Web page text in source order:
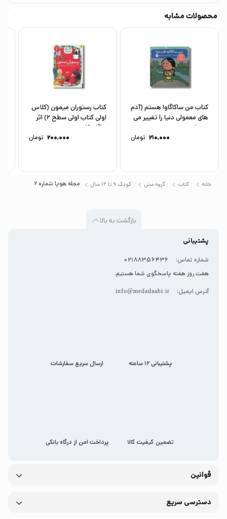
عروسک پارچه‌ای» را می‌خوانیم. آداب طبیعت‌گردی را به
هم یادآوری می‌کنیم. با شغل جنگلبانی آشنا می‌شویم.
ضعف ثور اَبرقهرمان افسانه‌ای را بررسی می‌کنیم. از ورزش
صخره‌نوردی چیزهایی یاد می‌گیریم و کلی مطلب دیگر…
محصولات مشابه
کتاب من ساکاگاوا هستم (آدم
های معمولی دنیا را تغییر می
دهد)...
210,000 تومان
کتاب رستوران میمون (کلاس
اولی کتاب اولی سطح 2) اثر
مژگان کلهر...
200,000 تومان
خانه کتاب گروه سنی کودک 9 تا 12 سال مجله هوپا شماره 2
بازگشت به بالا
پشتیبانی
شماره تماس:
02188356436
هفت روز هفته پاسخگوی شما هستیم.
آدرس ایمیل: info@medadaabi.ir
پشتیبانی 12 ساعته ارسال سریع سفارشات
تضمین کیفیت کالا پرداخت امن از درگاه بانکی
قوانین
دسترسی سریع